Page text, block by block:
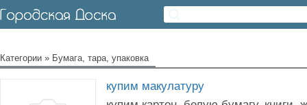
Категории » Бумага, тара, упаковка
купим макулатуру